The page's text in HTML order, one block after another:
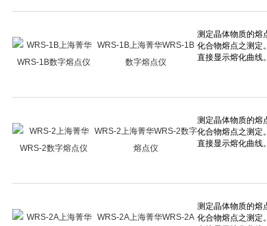
WRS-1B上海菁华WRS-1B
数字熔点仪
WRS-2上海菁华WRS-2数字
熔点仪
WRS-2A上海菁华WRS-2A